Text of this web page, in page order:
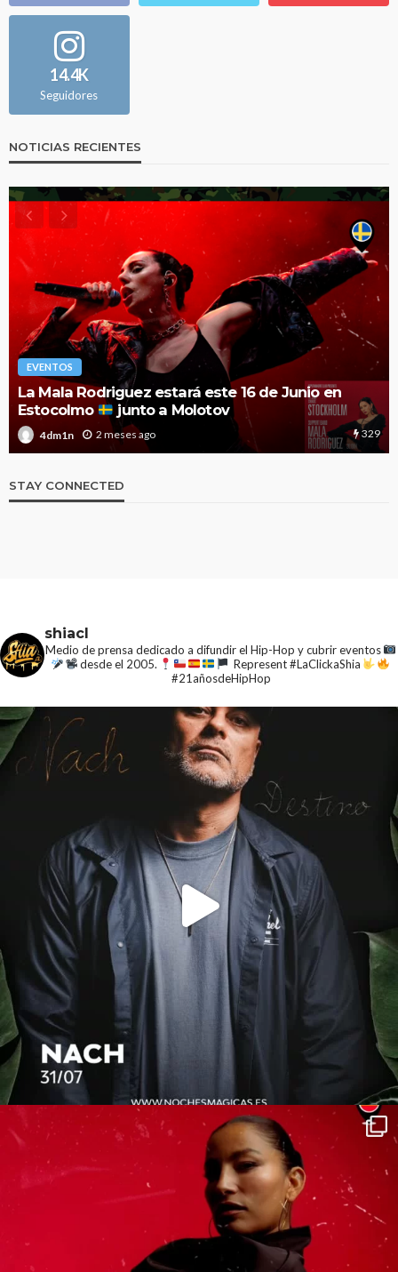
14.4K
Seguidores
NOTICIAS RECIENTES
EVENTOS
El Festival Noches Mágicas anuncia el cartel de
2026 con nuevas y esperadas confirmaciones
4dm1n 3 meses ago 1.9k
STAY CONNECTED
shiacl
Medio de prensa dedicado a difundir el Hip-Hop y cubrir eventos
desde el 2005.
Represent #LaClickaShia
#21añosdeHipHop